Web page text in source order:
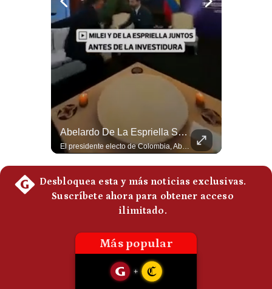
Privacidad
Frecuentes
Abelardo De La Espriella Se Reúne Con Javier Milei En Cali | Gestión Mundo
El presidente electo de Colombia, Abelardo de la Espriella, sostuvo una reunión bilateral en Cali con el mandatario argentino Javier Milei. El encuentro se dio pocas horas antes de la ceremonia de investidura presidencial para el periodo 2026-2030, marcando el inicio de una nueva alianza estratégica regional. #DeLaEspriella #JavierMilei #Colombia #Argentina #PoliticaLatina #Shorts 👉 Suscríbete y activa la campana para no perderte nuestro análisis diario. 🌎 Síguenos en nuestras redes sociales: 📌 Web oficial: https://gestion.pe/mundo/ 📌 LinkedIn: http://bit.ly/3HYIET0 📌 X (Twitter): http://bit.ly/4noZtX9 📌 TikTok: http://bit.ly/4evB6TO